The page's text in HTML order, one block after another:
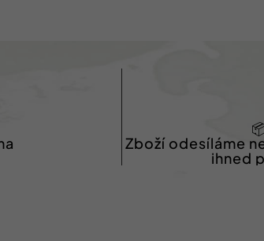
Zboží odesíláme
ihned